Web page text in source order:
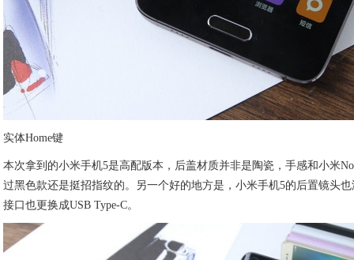
实体Home键
本次拿到的小米手机5是高配版本，后盖材质并非是陶瓷，手感和小米
过黑色款还是挺招指纹的。另一个好的地方是，小米手机5的后置镜头
接口也更换成USB Type-C。